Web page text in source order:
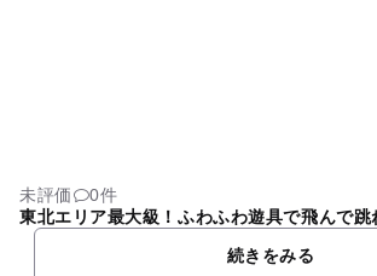
未評価
0件
東北エリア最大級！ふわふわ遊具で飛んで跳
続きをみる